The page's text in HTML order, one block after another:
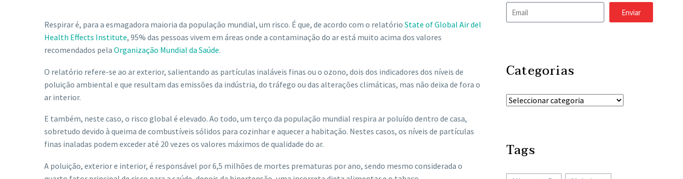
Respirar é, para a esmagadora maioria da população mundial, um risco. É que, de acordo com o relatório State of Global Air del
Health Effects Institute, 95% das pessoas vivem em áreas onde a contaminação do ar está muito acima dos valores
recomendados pela Organização Mundial da Saúde.
O relatório refere-se ao ar exterior, salientando as partículas inaláveis finas ou o ozono, dois dos indicadores dos níveis de
poluição ambiental e que resultam das emissões da indústria, do tráfego ou das alterações climáticas, mas não deixa de fora o
ar interior.
E também, neste caso, o risco global é elevado. Ao todo, um terço da população mundial respira ar poluído dentro de casa,
sobretudo devido à queima de combustíveis sólidos para cozinhar e aquecer a habitação. Nestes casos, os níveis de partículas
finas inaladas podem exceder até 20 vezes os valores máximos de qualidade do ar.
A poluição, exterior e interior, é responsável por 6,5 milhões de mortes prematuras por ano, sendo mesmo considerada o
Enviar
Categorias
Tags